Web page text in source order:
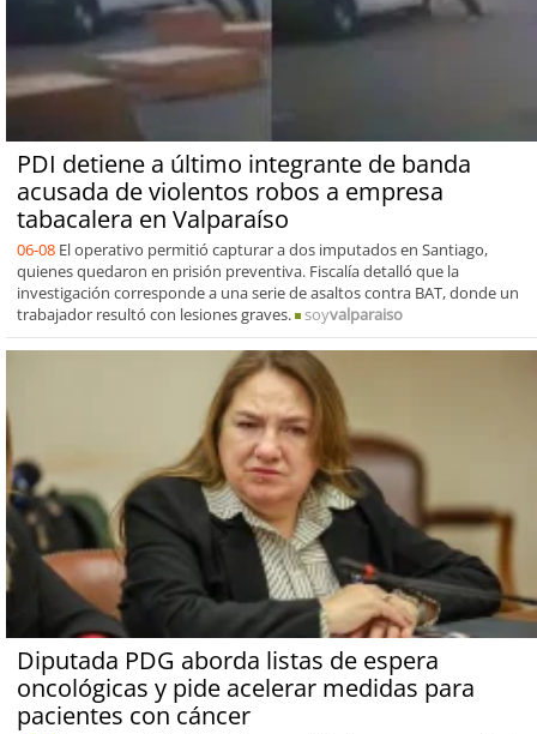
PDI detiene a último integrante de banda
acusada de violentos robos a empresa
tabacalera en Valparaíso
06-08 El operativo permitió capturar a dos imputados en Santiago,
quienes quedaron en prisión preventiva. Fiscalía detalló que la
investigación corresponde a una serie de asaltos contra BAT, donde un
trabajador resultó con lesiones graves.
soyvalparaiso
Diputada PDG aborda listas de espera
oncológicas y pide acelerar medidas para
pacientes con cáncer